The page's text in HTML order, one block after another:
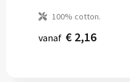
100% cotton.
vanaf € 2,16